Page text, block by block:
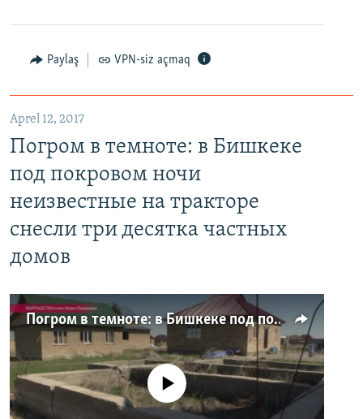
Paylaş VPN-siz açmaq
Aprel 12, 2017
Погром в темноте: в Бишкеке
под покровом ночи
неизвестные на тракторе
снесли три десятка частных
домов
Погром в темноте: в Бишкеке под покровом ночи неизвестные на тракторе снесли три десятка частных домов
No media source currently available